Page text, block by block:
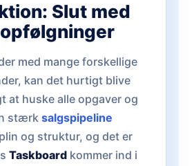
Slut med
med mange forskellige
kan det hurtigt blive
at huske alle opgaver og
stærk salgspipeline
og struktur, og det er
Taskboard kommer ind i